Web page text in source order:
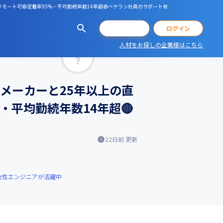
ート可🔴定着率95%・平均勤続年数14年超🔴ベテラン社員のサポート有
ログイン
人材をお探しの企業様はこちら
ーカーと25年以上の直
平均勤続年数14年超🔴
22日前 更新
性エンジニアが活躍中